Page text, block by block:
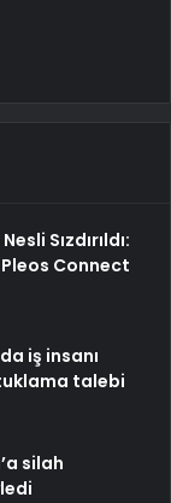
Sızdırıldı:
Connect
iş insanı
talebi
silah